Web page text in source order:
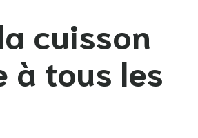
cuisson
à tous les